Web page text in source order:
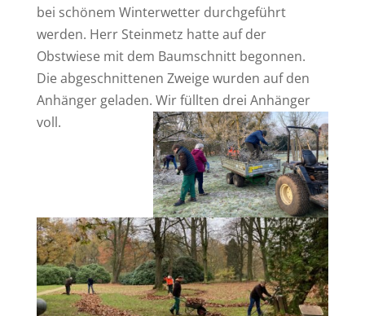
bei schönem Winterwetter durchgeführt
werden. Herr Steinmetz hatte auf der
Obstwiese mit dem Baumschnitt begonnen.
Die abgeschnittenen Zweige wurden auf den
Anhänger geladen. Wir füllten drei Anhänger
voll.